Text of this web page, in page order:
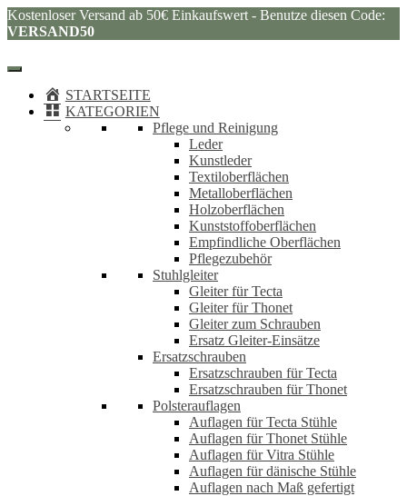
Kostenloser Versand ab 50€ Einkaufswert - Benutze diesen Code:
VERSAND50
STARTSEITE
KATEGORIEN
Pflege und Reinigung
Leder
Kunstleder
Textiloberflächen
Metalloberflächen
Holzoberflächen
Kunststoffoberflächen
Empfindliche Oberflächen
Pflegezubehör
Stuhlgleiter
Gleiter für Tecta
Gleiter für Thonet
Gleiter zum Schrauben
Ersatz Gleiter-Einsätze
Ersatzschrauben
Ersatzschrauben für Tecta
Ersatzschrauben für Thonet
Polsterauflagen
Auflagen für Tecta Stühle
Auflagen für Thonet Stühle
Auflagen für Vitra Stühle
Auflagen für dänische Stühle
Auflagen nach Maß gefertigt